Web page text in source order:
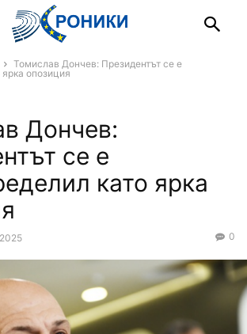
Томислав Дончев: Президентът се е
опозиция
Дончев:
се е
като ярка
0